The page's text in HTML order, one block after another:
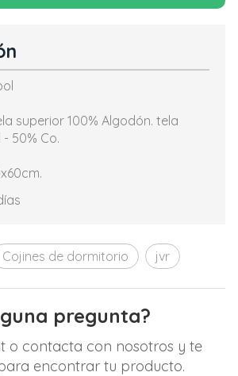
superior 100% Algodón. tela
50% Co.
Cojines de dormitorio jvr
pregunta?
o contacta con nosotros y te
encontrar tu producto.